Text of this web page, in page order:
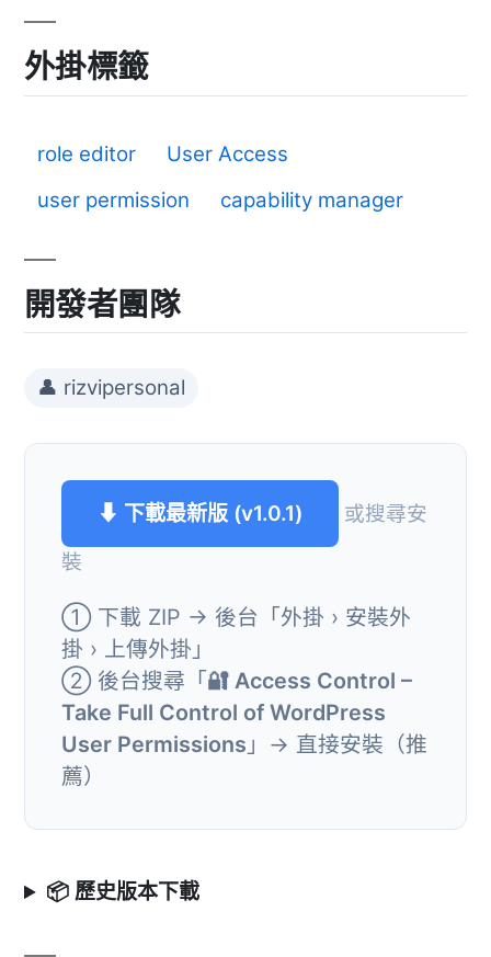
外掛標籤
role editor
User Access
user permission
capability manager
開發者團隊
👤 rizvipersonal
⬇ 下載最新版 (v1.0.1)
或搜尋安
裝
① 下載 ZIP → 後台「外掛 › 安裝外
掛 › 上傳外掛」
② 後台搜尋「🔐 Access Control –
Take Full Control of WordPress
User Permissions 」→ 直接安裝（推
薦）
📦 歷史版本下載